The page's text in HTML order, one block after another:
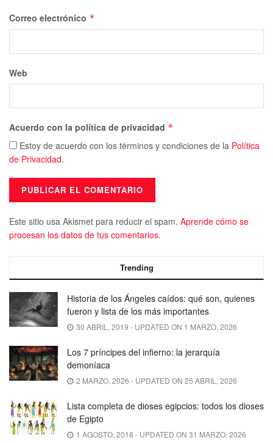
Correo electrónico *
Web
Acuerdo con la política de privacidad *
Estoy de acuerdo con los términos y condiciones de la Política
de Privacidad.
Este sitio usa Akismet para reducir el spam. Aprende cómo se
procesan los datos de tus comentarios.
Trending
Historia de los Ángeles caídos: qué son, quienes
fueron y lista de los más importantes
30 ABRIL, 2019 - UPDATED ON 1 MARZO, 2026
Los 7 príncipes del infierno: la jerarquía
demoníaca
2 MARZO, 2026 - UPDATED ON 25 ABRIL, 2026
Lista completa de dioses egipcios: todos los dioses
de Egipto
1 AGOSTO, 2018 - UPDATED ON 31 MARZO, 2026